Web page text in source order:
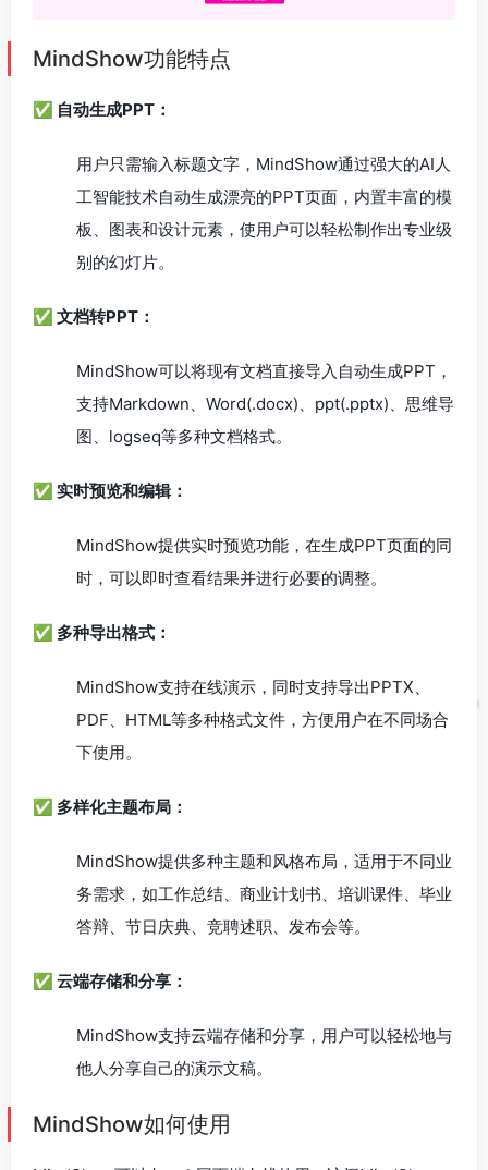
MindShow功能特点
✅ 自动生成PPT：
用户只需输入标题文字，MindShow通过强大的AI人
工智能技术自动生成漂亮的PPT页面，内置丰富的模
板、图表和设计元素，使用户可以轻松制作出专业级
别的幻灯片。
✅ 文档转PPT：
MindShow可以将现有文档直接导入自动生成PPT，
支持Markdown、Word(.docx)、ppt(.pptx)、思维导
图、logseq等多种文档格式。
✅ 实时预览和编辑：
MindShow提供实时预览功能，在生成PPT页面的同
时，可以即时查看结果并进行必要的调整。
✅ 多种导出格式：
MindShow支持在线演示，同时支持导出PPTX、
PDF、HTML等多种格式文件，方便用户在不同场合
下使用。
✅ 多样化主题布局：
MindShow提供多种主题和风格布局，适用于不同业
务需求，如工作总结、商业计划书、培训课件、毕业
答辩、节日庆典、竞聘述职、发布会等。
✅ 云端存储和分享：
MindShow支持云端存储和分享，用户可以轻松地与
他人分享自己的演示文稿。
MindShow如何使用